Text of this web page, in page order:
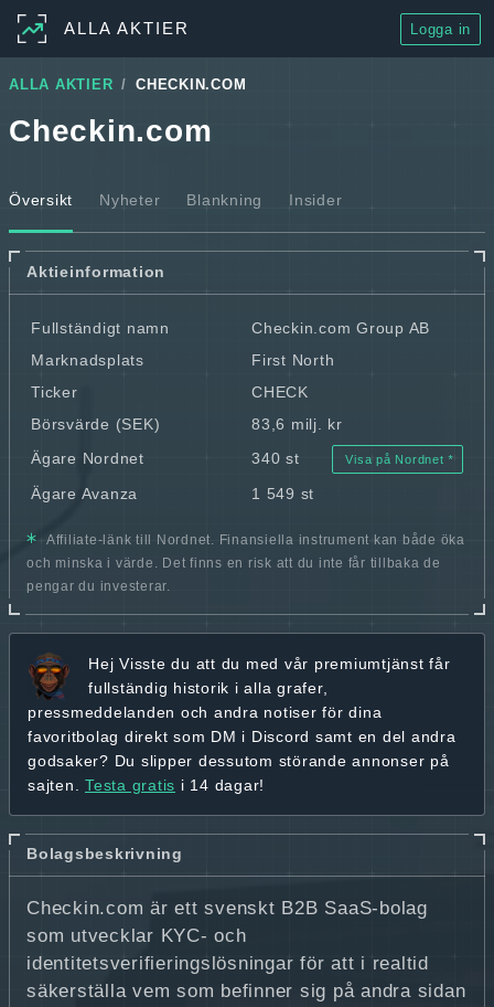
ALLA AKTIER Logga in
ALLA AKTIER CHECKIN.COM
Checkin.com
Översikt Nyheter Blankning Insider
Aktieinformation
Fullständigt namn
Checkin.com Group AB
Marknadsplats
First North
Ticker
CHECK
Börsvärde (SEK)
83,6 milj. kr
Ägare Nordnet
340 st Visa på Nordnet
Ägare Avanza 1 549 st
Affiliate-länk till Nordnet. Finansiella instrument kan både öka
och minska i värde. Det finns en risk att du inte får tillbaka de
pengar du investerar.
Hej Visste du att du med vår premiumtjänst får
fullständig historik i alla grafer,
pressmeddelanden och andra notiser för dina
favoritbolag direkt som DM i Discord samt en del andra
godsaker? Du slipper dessutom störande annonser på
sajten. Testa gratis i 14 dagar!
Bolagsbeskrivning
Checkin.com är ett svenskt B2B SaaS-bolag
som utvecklar KYC- och
identitetsverifieringslösningar för att i realtid
säkerställa vem som befinner sig på andra sidan